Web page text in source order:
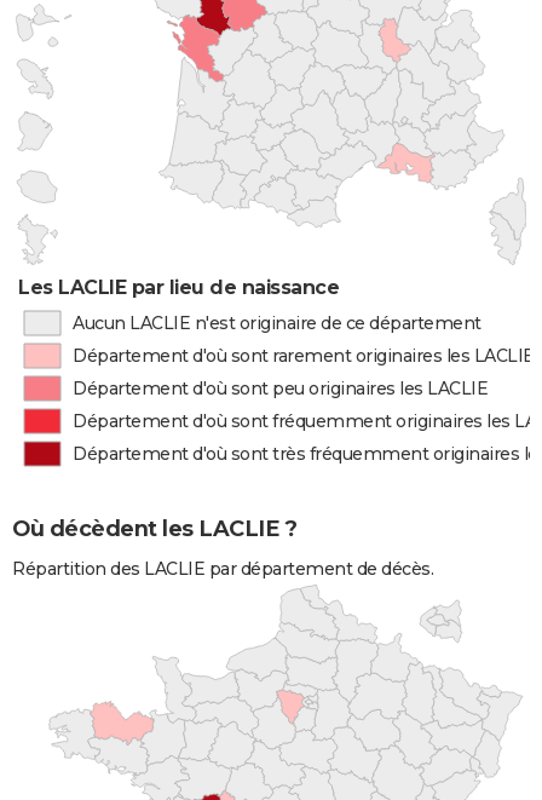
Les LACLIE par lieu de naissance
Aucun LACLIE n'est originaire de ce département
Département d'où sont rarement originaires les LACLIE
Département d'où sont peu originaires les LACLIE
Département d'où sont fréquemment originaires les
Département d'où sont très fréquemment originaires
Où décèdent les LACLIE ?
Répartition des LACLIE par département de décès.